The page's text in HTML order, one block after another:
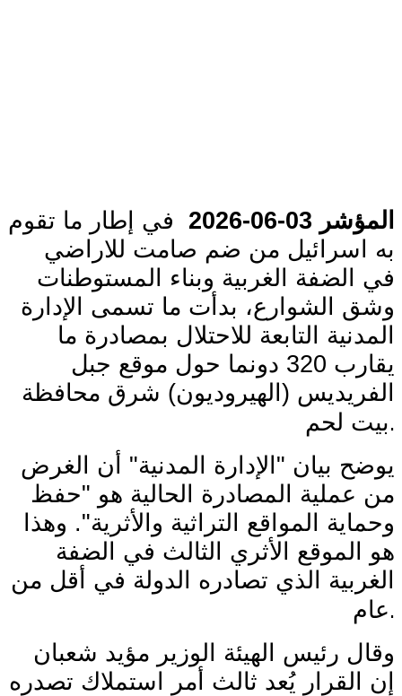
المؤشر 03-06-2026
في إطار ما تقوم
به اسرائيل من ضم صامت للاراضي
في الضفة الغربية وبناء المستوطنات
وشق الشوارع، بدأت ما تسمى الإدارة
المدنية التابعة للاحتلال بمصادرة ما
يقارب 320 دونما حول موقع جبل
الفريديس (الهيروديون) شرق محافظة
بيت لحم.
يوضح بيان "الإدارة المدنية" أن الغرض
من عملية المصادرة الحالية هو "حفظ
وحماية المواقع التراثية والأثرية". وهذا
هو الموقع الأثري الثالث في الضفة
الغربية الذي تصادره الدولة في أقل من
عام.
وقال رئيس الهيئة الوزير مؤيد شعبان
إن القرار يُعد ثالث أمر استملاك تصدره